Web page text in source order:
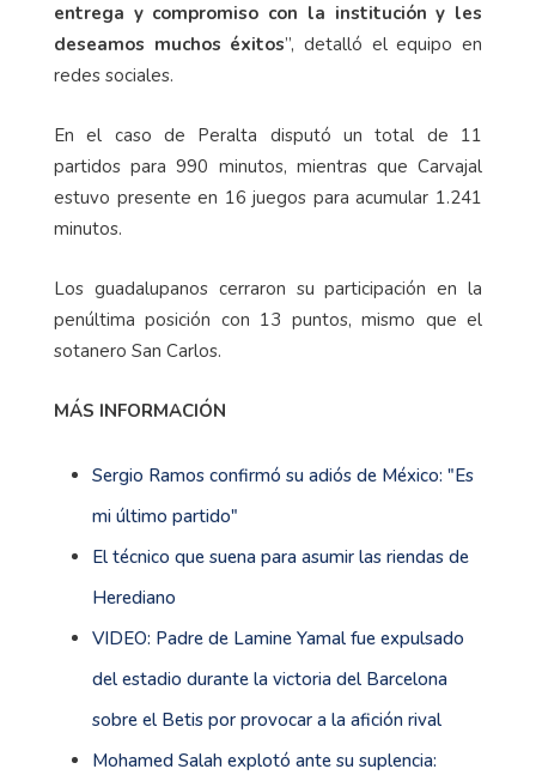
entrega y compromiso con la institución y les
deseamos muchos éxitos”, detalló el equipo en
redes sociales.
En el caso de Peralta disputó un total de 11
partidos para 990 minutos, mientras que Carvajal
estuvo presente en 16 juegos para acumular 1.241
minutos.
Los guadalupanos cerraron su participación en la
penúltima posición con 13 puntos, mismo que el
sotanero San Carlos.
MÁS INFORMACIÓN
Sergio Ramos confirmó su adiós de México: "Es
mi último partido"
El técnico que suena para asumir las riendas de
Herediano
VIDEO: Padre de Lamine Yamal fue expulsado
del estadio durante la victoria del Barcelona
sobre el Betis por provocar a la afición rival
Mohamed Salah explotó ante su suplencia: